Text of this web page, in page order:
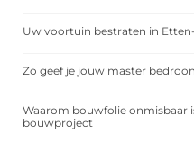
Uw voortuin bestraten in
Zo geef je jouw master
Waarom bouwfolie onmisbaar
bouwproject